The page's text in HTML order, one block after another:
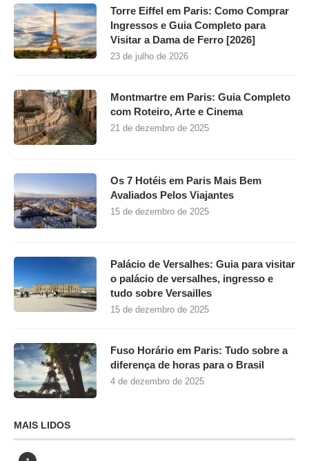
Torre Eiffel em Paris: Como Comprar
Ingressos e Guia Completo para
Visitar a Dama de Ferro [2026]
23 de julho de 2026
Montmartre em Paris: Guia Completo
com Roteiro, Arte e Cinema
21 de dezembro de 2025
Os 7 Hotéis em Paris Mais Bem
Avaliados Pelos Viajantes
15 de dezembro de 2025
Palácio de Versalhes: Guia para visitar
o palácio de versalhes, ingresso e
tudo sobre Versailles
15 de dezembro de 2025
Fuso Horário em Paris: Tudo sobre a
diferença de horas para o Brasil
4 de dezembro de 2025
MAIS LIDOS